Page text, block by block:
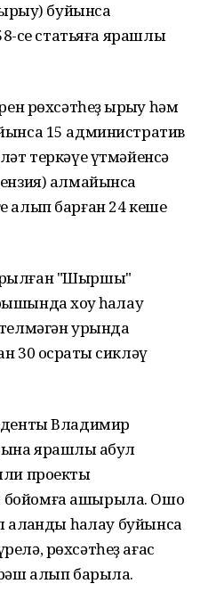
буйынса
се статьяға ярашлы
рөхсәтһеҙ ҡырҡыу һәм
15 административ
теркәүе үтмәйенсә
алмайынса
алып барған 24 кеше
"Шыршы"
хоҡуҡ һаҡлау
урында
30 осраҡты сикләү
Владимир
ярашлы ҡабул
проекты
ашырыла. Ошо
һаҡлау буйынса
рөхсәтһеҙ ағас
алып барыла.